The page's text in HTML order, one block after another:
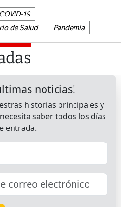
COVID-19
de Salud
Pandemia